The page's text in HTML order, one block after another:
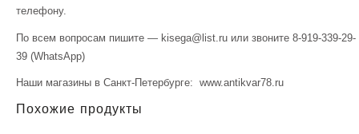
телефону.
По всем вопросам пишите — kisega@list.ru или звоните 8-919-339-29-
39 (WhatsApp)
Наши магазины в Санкт-Петербурге: www.antikvar78.ru
Похожие продукты